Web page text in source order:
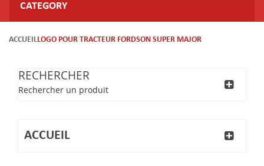
CATEGORY
ACCUEILLOGO POUR TRACTEUR FORDSON SUPER MAJOR
RECHERCHER
Rechercher un produit
ACCUEIL